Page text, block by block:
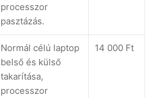
processzor
pasztázás.
Normál célú laptop
belső és külső
takarítása,
processzor
14 000 Ft